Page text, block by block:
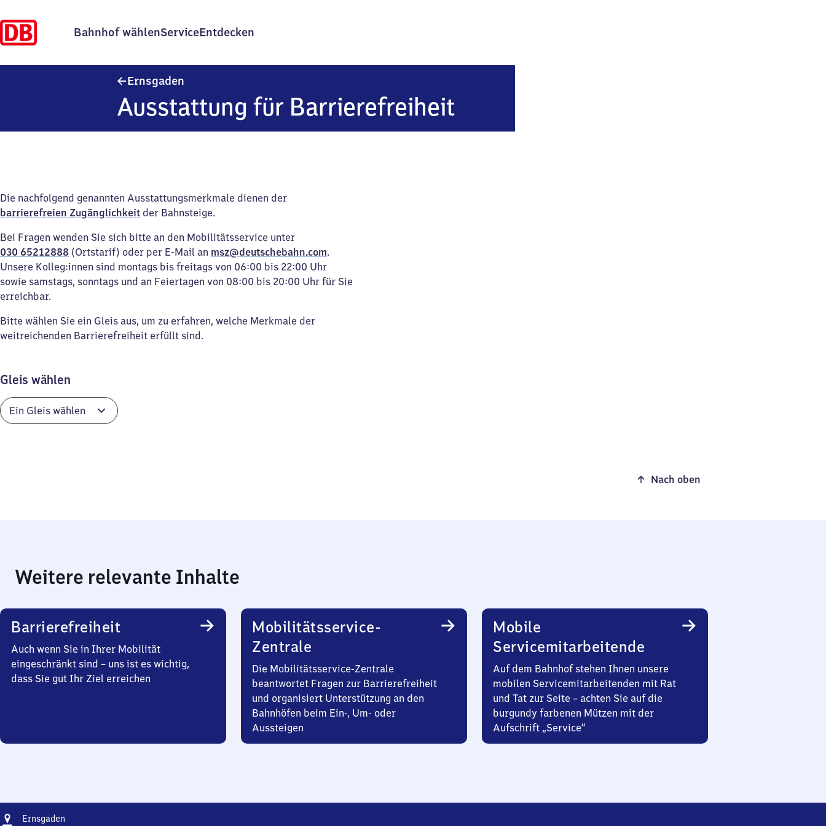
Bahnhof wählenServiceEntdecken
Ernsgaden
Ausstattung für Barrierefreiheit
Die nachfolgend genannten Ausstattungsmerkmale dienen der
barrierefreien Zugänglichkeit der Bahnsteige.
Bei Fragen wenden Sie sich bitte an den Mobilitätsservice unter
030 65212888 (Ortstarif) oder per E-Mail an msz@deutschebahn.com.
Unsere Kolleg:innen sind montags bis freitags von 06:00 bis 22:00 Uhr
sowie samstags, sonntags und an Feiertagen von 08:00 bis 20:00 Uhr für Sie
erreichbar.
Bitte wählen Sie ein Gleis aus, um zu erfahren, welche Merkmale der
weitreichenden Barrierefreiheit erfüllt sind.
Gleis wählen
Nach oben
Weitere relevante Inhalte
Barrierefreiheit
Auch wenn Sie in Ihrer Mobilität
eingeschränkt sind – uns ist es wichtig,
dass Sie gut Ihr Ziel erreichen
Mobilitätsservice-
Zentrale
Die Mobilitätsservice-Zentrale
beantwortet Fragen zur Barrierefreiheit
und organisiert Unterstützung an den
Bahnhöfen beim Ein-, Um- oder
Aussteigen
Mobile
Servicemitarbeitende
Auf dem Bahnhof stehen Ihnen unsere
mobilen Servicemitarbeitenden mit Rat
und Tat zur Seite – achten Sie auf die
burgundy farbenen Mützen mit der
Aufschrift „Service“
Adresse
Ernsgaden